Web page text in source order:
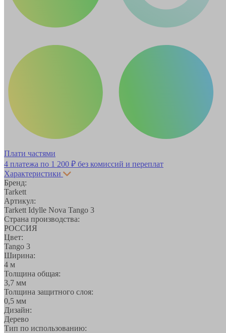
Плати частями
4 платежа по 1 200 ₽ без комиссий и переплат
Характеристики
Бренд:
Tarkett
Артикул:
Tarkett Idylle Nova Tango 3
Страна производства:
РОССИЯ
Цвет:
Tango 3
Ширина:
4 м
Толщина общая:
3,7 мм
Толщина защитного слоя:
0,5 мм
Дизайн:
Дерево
Тип по использованию: